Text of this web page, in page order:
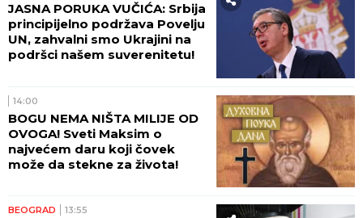
JASNA PORUKA VUČIĆA: Srbija
principijelno podržava Povelju
UN, zahvalni smo Ukrajini na
podršci našem suverenitetu!
14:00
BOGU NEMA NIŠTA MILIJE OD
OVOGA! Sveti Maksim o
najvećem daru koji čovek
može da stekne za života!
BEOGRAD 13:55